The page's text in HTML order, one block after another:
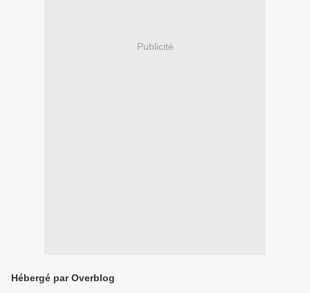
Publicité
Hébergé par Overblog